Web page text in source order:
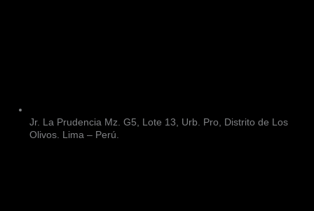
Jr. La Prudencia Mz. G5, Lote 13, Urb. Pro, Distrito de Los
Olivos. Lima – Perú.